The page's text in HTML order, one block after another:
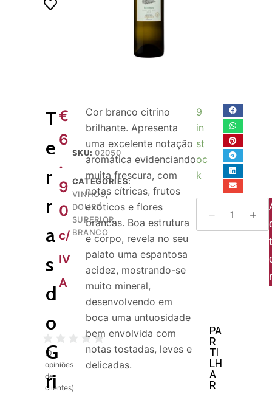
(0
opiniões
de
clientes)
T
e
r
r
a
s
d
o
G
ri
€
6
.
9
0
c/
IV
A
SKU:02050
CATEGORIES:
VINHOS,
DOURO
SUPERIOR,
BRANCO
Cor branco citrino
brilhante. Apresenta
uma excelente notação
aromática evidenciando
muita frescura, com
notas cítricas, frutos
exóticos e flores
brancas. Boa estrutura
e corpo, revela no seu
palato uma espantosa
acidez, mostrando-se
muito mineral,
desenvolvendo em
boca uma untuosidade
bem envolvida com
notas tostadas, leves e
delicadas.
9
in
st
oc
k
PA
R
TI
LH
A
R